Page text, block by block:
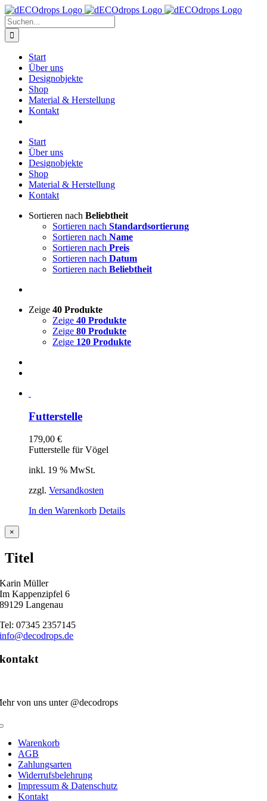
Zum
Inhalt
springen
Suche
nach:
Start
Über uns
Designobjekte
Shop
Material & Herstellung
Kontakt
Start
Über uns
Designobjekte
Shop
Material & Herstellung
Kontakt
Sortieren nach Beliebtheit
Sortieren nach Standardsortierung
Sortieren nach Name
Sortieren nach Preis
Sortieren nach Datum
Sortieren nach Beliebtheit
Zeige 40 Produkte
Zeige 40 Produkte
Zeige 80 Produkte
Zeige 120 Produkte
Futterstelle
179,00 €
Futterstelle für Vögel
inkl. 19 % MwSt.
zzgl. Versandkosten
In den Warenkorb Details
Close
product
view
×
Titel
Karin Müller
Im Kappenzipfel 6
89129 Langenau
Tel: 07345 2357145
info@decodrops.de
kontakt
von uns unter @decodrops
Warenkorb
AGB
Zahlungsarten
Widerrufsbelehrung
Impressum & Datenschutz
Kontakt